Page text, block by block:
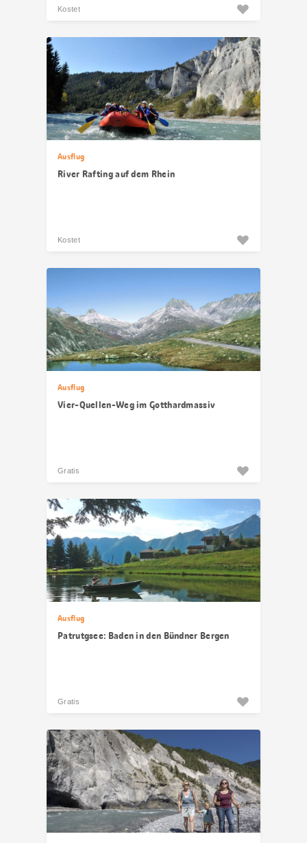
Kostet
Ausflug
River Rafting auf dem Rhein
Kostet
Ausflug
Vier-Quellen-Weg im Gotthardmassiv
Gratis
Ausflug
Patrutgsee: Baden in den Bündner Bergen
Gratis